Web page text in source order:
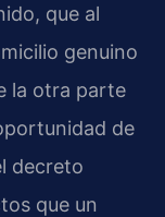
que al
genuino
la otra parte
de
decreto
que un